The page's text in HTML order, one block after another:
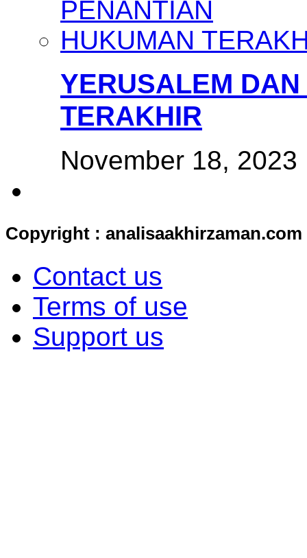
YERUSALEM
TERAKHIR
November 18, 2023
Copyright : analisaakhirzaman.com
Contact us
Terms of use
Support us